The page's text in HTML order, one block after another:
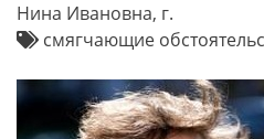
Нина Ивановна, г.
смягчающие